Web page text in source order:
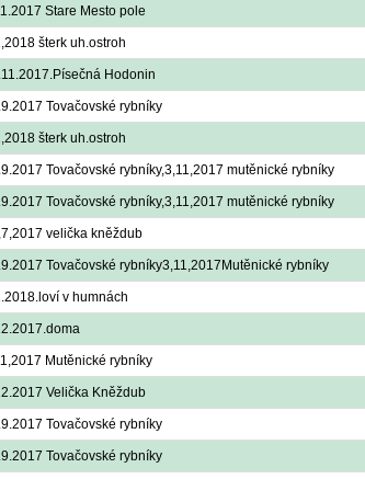
Stare Mesto pole
šterk uh.ostroh
Hodonin
Tovačovské rybníky
šterk uh.ostroh
Tovačovské rybníky,3,11,2017 mutěnické rybníky
Tovačovské rybníky,3,11,2017 mutěnické rybníky
velička kněždub
Tovačovské rybníky3,11,2017Mutěnické rybníky
v humnách
Mutěnické rybníky
Velička Kněždub
Tovačovské rybníky
Tovačovské rybníky